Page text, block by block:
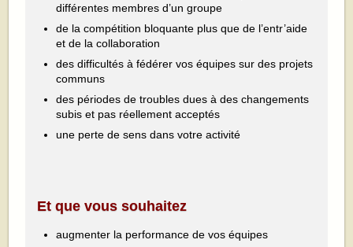
différentes membres d’un groupe
de la compétition bloquante plus que de l’entr’aide
et de la collaboration
des difficultés à fédérer vos équipes sur des projets
communs
des périodes de troubles dues à des changements
subis et pas réellement acceptés
une perte de sens dans votre activité
Et que vous souhaitez
augmenter la performance de vos équipes